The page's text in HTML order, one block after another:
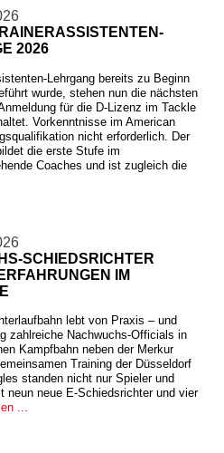
2026
Lehrgang bereits zu Beginn
wurde, stehen nun die nächsten
für die D-Lizenz im Tackle
Vorkenntnisse im American
nicht erforderlich. Der
die erste Stufe im
Coaches und ist zugleich die
SCHIEDSRICHTER
IM
lebt von Praxis – und
zahlreiche Nachwuchs-Officials in
Kampfbahn neben der Merkur
Training der Düsseldorf
standen nicht nur Spieler und
neun neue E-Schiedsrichter und vier
...